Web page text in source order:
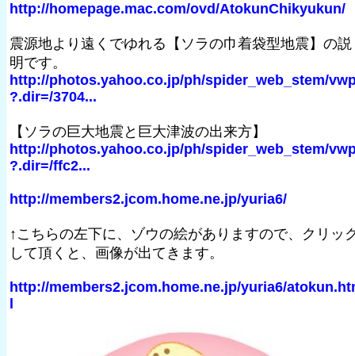
http://homepage.mac.com/ovd/AtokunChikyukun/
震源地より遠くでゆれる【ソラの巾着袋型地震】の説
明です。
http://photos.yahoo.co.jp/ph/spider_web_stem/
?.dir=/3704...
【ソラの巨大地震と巨大津波の出来方】
http://photos.yahoo.co.jp/ph/spider_web_stem/
?.dir=/ffc2...
http://members2.jcom.home.ne.jp/yuria6/
↑こちらの左下に、ゾウの絵がありますので、クリッ
して頂くと、画像が出てきます。
http://members2.jcom.home.ne.jp/yuria6/